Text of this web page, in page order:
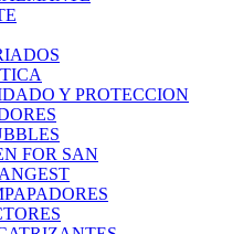
Y PROTECCION
FOR SAN